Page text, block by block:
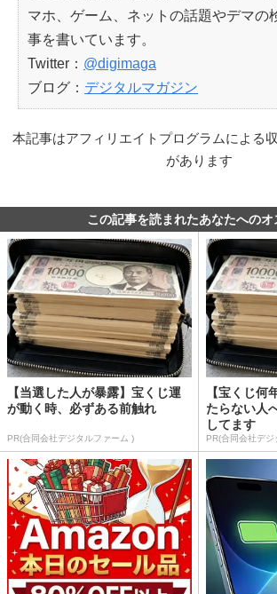
マホ、ゲーム、ネットの話題やデマの
事を書いています。
Twitter： @digimaga
ブログ： デジタルマガジン
本記事はアフィリエイトプログラムによる
があります
この記事を読まれたあなたへのオ
【当選した人が暴露】宝くじ運
が動く時、必ずある前触れ
PR(合同会社デジタルファーム )
【宝くじ何
たらない人
してます
PR(合同会社デ